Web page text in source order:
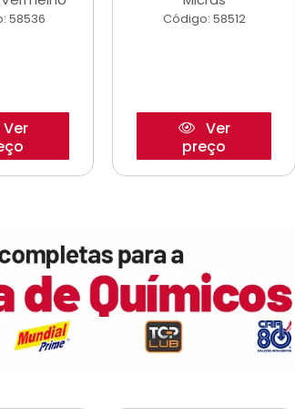
58536
Ver
Código: 58512
Ver
preço